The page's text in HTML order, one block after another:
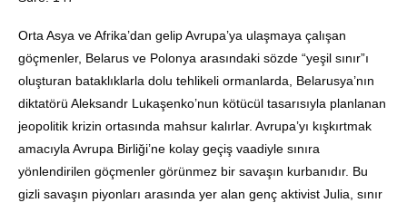
Orta Asya ve Afrika’dan gelip Avrupa’ya ulaşmaya çalışan
göçmenler, ​Belarus ve Polonya arasındaki sözde “yeşil sınır”ı
oluşturan bataklıklarla dolu tehlikeli ormanlarda, Belarusya’nın
diktatörü Aleksandr Lukaşenko’nun kötücül tasarısıyla planlanan
jeopolitik krizin ortasında mahsur kalırlar. Avrupa’yı kışkırtmak
amacıyla Avrupa Birliği’ne kolay geçiş vaadiyle sınıra
yönlendirilen göçmenler görünmez bir savaşın kurbanıdır. Bu
gizli savaşın piyonları arasında yer alan genç aktivist Julia, sınır